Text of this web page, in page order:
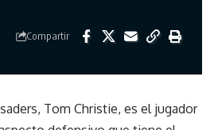
Compartir
Tom Christie, es el jugador